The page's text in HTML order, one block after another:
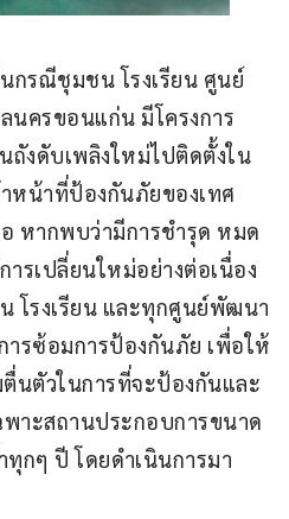
กรณีชุมชน โรงเรียน ศูนย์
นครขอนแก่น มีโครงการ
ถังดับเพลิงใหม่ไปติดตั้งใน
หน้าที่ป้องกันภัยของเทศ
หากพบว่ามีการชำรุด หมด
รเปลี่ยนใหม่อย่างต่อเนื่อง
โรงเรียน และทุกศูนย์พัฒนา
ารซ้อมการป้องกันภัย เพื่อให้
ตื่นตัวในการที่จะป้องกันและ
าะสถานประกอบการขนาด
กๆ ปี โดยดำเนินการมา